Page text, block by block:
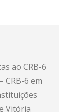
ao CRB-6
CRB-6 em
Vitória